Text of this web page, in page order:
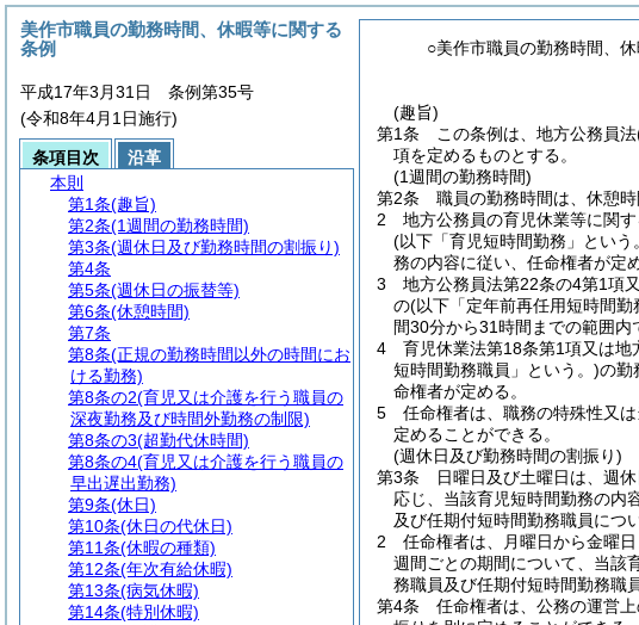
○美作市職員の勤務時間、
(趣旨)
第1条
この条例は、地方公務員法
項を定めるものとする。
(1週間の勤務時間)
第2条
職員の勤務時間は、休憩
2
地方公務員の育児休業等に関
(以下「育児短時間勤務」という
務の内容に従い、任命権者が定め
3
地方公務員法第22条の4第1項
の(以下「定年前再任用短時間勤
間30分から31時間までの範囲内
4
育児休業法第18条第1項又は
短時間勤務職員」という。)の勤
命権者が定める。
5
任命権者は、職務の特殊性又
定めることができる。
(週休日及び勤務時間の割振り)
第3条
日曜日及び土曜日は、週休
応じ、当該育児短時間勤務の内
及び任期付短時間勤務職員につ
2
任命権者は、月曜日から金曜
週間ごとの期間について、当該
務職員及び任期付短時間勤務職
第4条
任命権者は、公務の運営
美作市職員の勤務時間、休暇等に関する
条例
平成17年3月31日 条例第35号
(令和8年4月1日施行)
条項目次
沿革
本則
第1条(趣旨)
第2条(1週間の勤務時間)
第3条(週休日及び勤務時間の割振り)
第4条
第5条(週休日の振替等)
第6条(休憩時間)
第7条
第8条(正規の勤務時間以外の時間にお
ける勤務)
第8条の2(育児又は介護を行う職員の
深夜勤務及び時間外勤務の制限)
第8条の3(超勤代休時間)
第8条の4(育児又は介護を行う職員の
早出遅出勤務)
第9条(休日)
第10条(休日の代休日)
第11条(休暇の種類)
第12条(年次有給休暇)
第13条(病気休暇)
第14条(特別休暇)